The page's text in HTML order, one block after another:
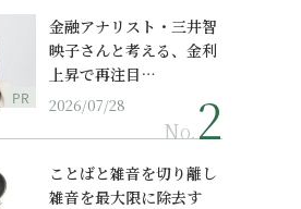
PR
金融アナリスト・三井智
映子さんと考える、金利
上昇で再注目…
2026/07/28
No.
ことばと雑音を切り離し
雑音を最大限に除去す